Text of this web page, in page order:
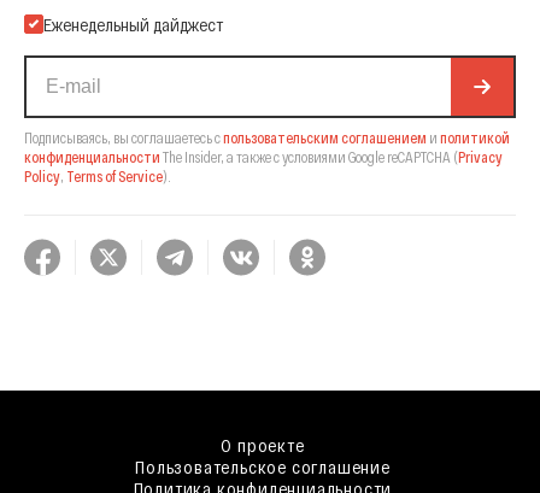
Еженедельный дайджест
Подписываясь, вы соглашаетесь спользовательским соглашением и политикой
конфиденциальности The Insider, а также с условиями Google reCAPTCHA (Privacy
Policy, Terms of Service).
О проекте
Пользовательское соглашение
Политика конфиденциальности